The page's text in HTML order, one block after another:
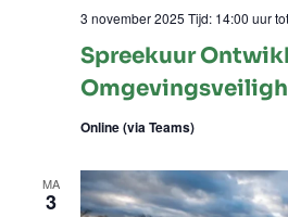
Spreekuur
3 november 2025 Tijd: 14:00 uurtot
Online (via Teams)
MA
3